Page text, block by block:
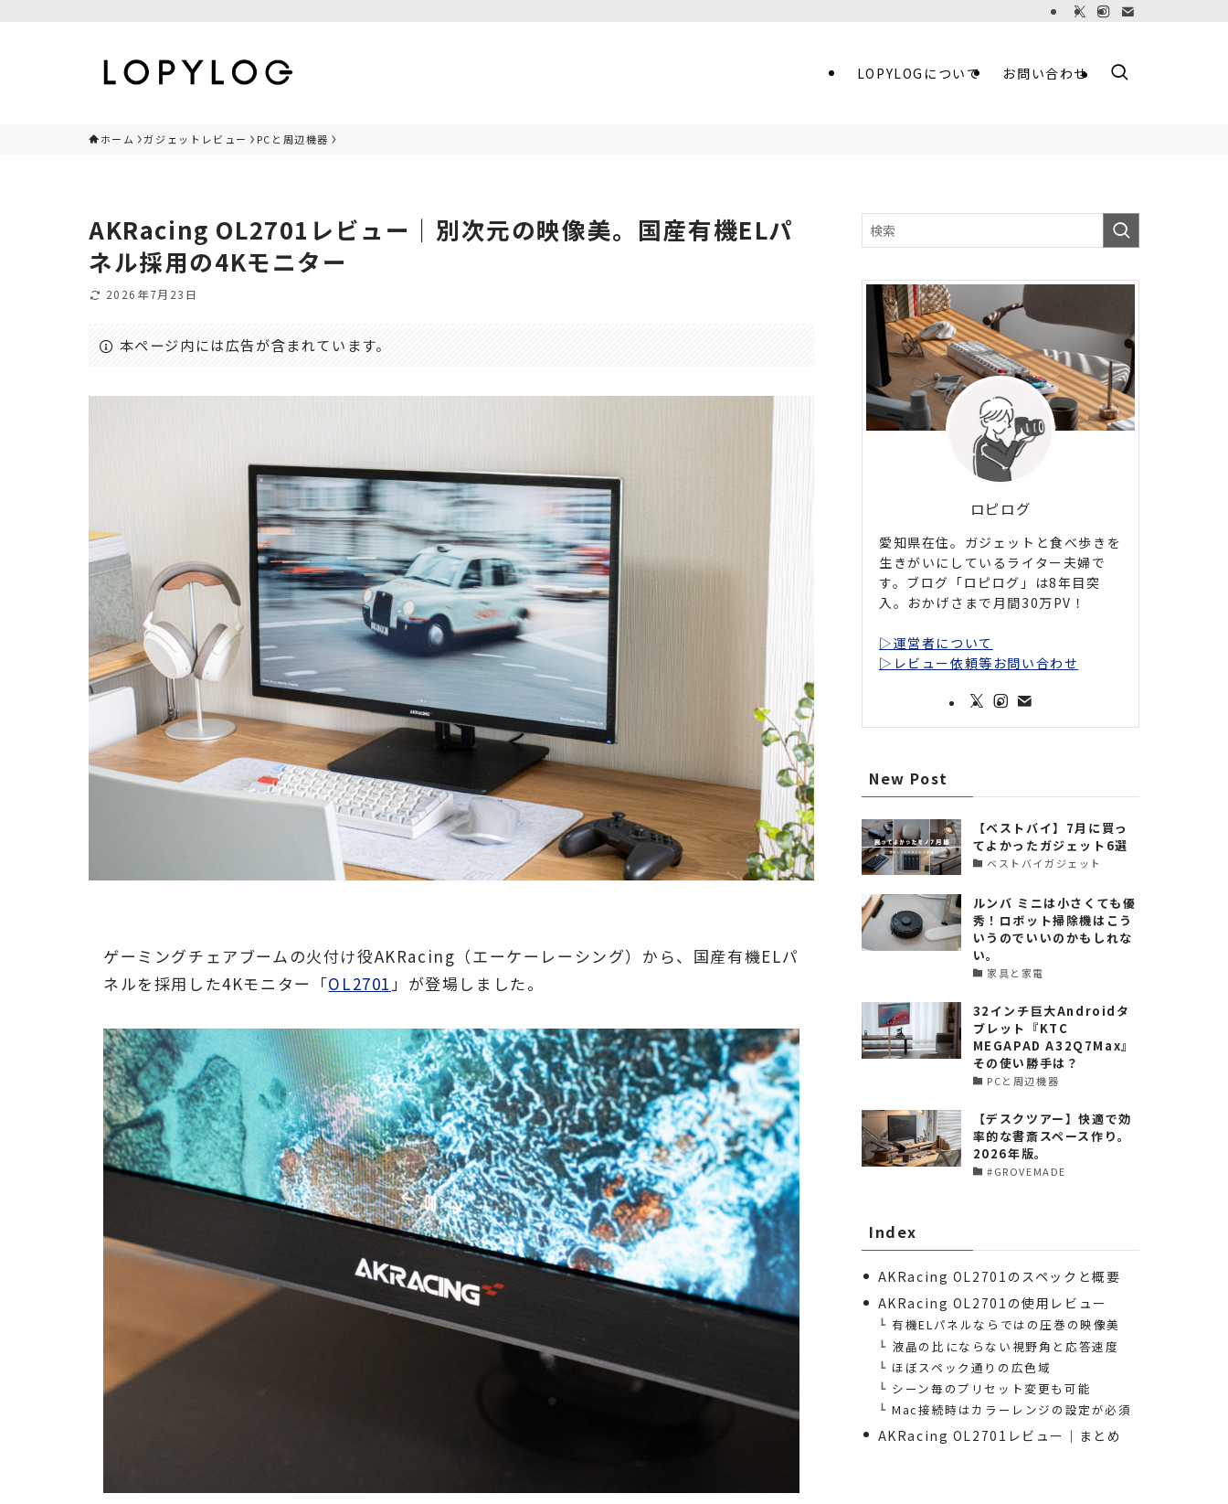
LOPYLOGについて お問い合わせ
ホーム ガジェットレビュー PCと周辺機器
AKRacing OL2701レビュー｜別次元の映像美。国産有機ELパ
ネル採用の4Kモニター
2026年7月23日
本ページ内には広告が含まれています。
ゲーミングチェアブームの火付け役AKRacing（エーケーレーシング）から、国産有機ELパ
ネルを採用した4Kモニター「OL2701 」が登場しました。
ロピログ
愛知県在住。ガジェットと食べ歩きを
生きがいにしているライター夫婦で
す。ブログ「ロピログ」は8年目突
入。おかげさまで月間30万PV！
▷運営者について
▷レビュー依頼等お問い合わせ
New Post
【ベストバイ】7月に買っ
てよかったガジェット6選
ベストバイガジェット
ルンバ ミニは小さくても優
秀！ロボット掃除機はこう
いうのでいいのかもしれな
い。
家具と家電
32インチ巨大Androidタ
ブレット『KTC
MEGAPAD A32Q7Max』
その使い勝手は？
PCと周辺機器
【デスクツアー】快適で効
率的な書斎スペース作り。
2026年版。
#GROVEMADE
Index
AKRacing OL2701のスペックと概要
AKRacing OL2701の使用レビュー
有機ELパネルならではの圧巻の映像美
液晶の比にならない視野角と応答速度
ほぼスペック通りの広色域
シーン毎のプリセット変更も可能
Mac接続時はカラーレンジの設定が必須
AKRacing OL2701レビュー｜まとめ